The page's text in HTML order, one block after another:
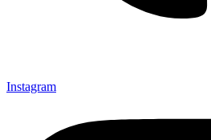
Instagram